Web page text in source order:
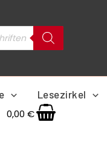
Lesezirkel
0,00€